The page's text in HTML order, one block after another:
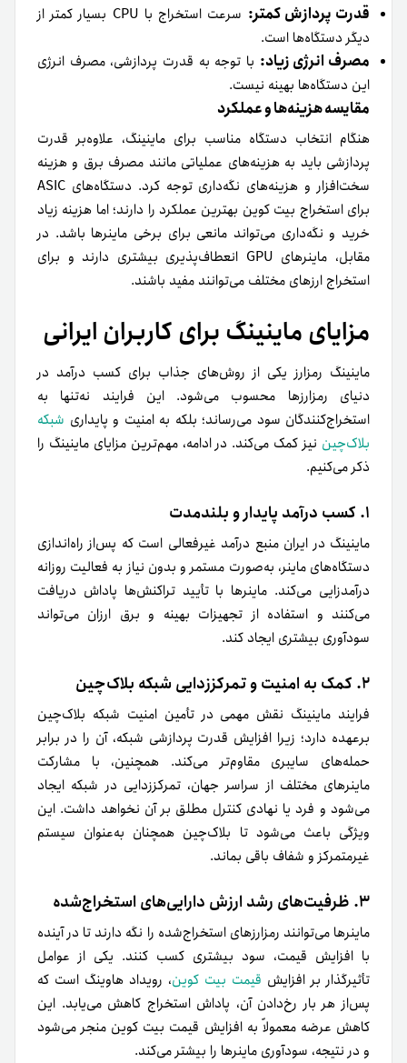
قدرت پردازش کمتر:
سرعت استخراج با CPU بسیار کمتر از
دیگر دستگاه‌ها است.
مصرف انرژی زیاد: با توجه به قدرت پردازشی، مصرف انرژی
این دستگاه‌ها بهینه نیست.
مقایسه هزینه‌ها و عملکرد
هنگام انتخاب دستگاه مناسب برای ماینینگ، علاوه‌بر قدرت
پردازشی باید به هزینه‌های عملیاتی مانند مصرف برق و هزینه
سخت‌افزار و هزینه‌های نگه‌داری توجه کرد. دستگاه‌های ASIC
برای استخراج بیت کوین بهترین عملکرد را دارند؛ اما هزینه زیاد
خرید و نگه‌داری می‌تواند مانعی برای برخی ماینرها باشد. در
مقابل، ماینرهای GPU انعطاف‌پذیری بیشتری دارند و برای
استخراج ارزهای مختلف می‌توانند مفید باشند.
مزایای ماینینگ برای کاربران ایرانی
ماینینگ رمزارز یکی از روش‌های جذاب برای کسب درآمد در
دنیای رمزارزها محسوب می‌شود. این فرایند نه‌تنها به
استخراج‌کنندگان سود می‌رساند؛ بلکه به امنیت و پایداری شبکه
بلاک‌چین نیز کمک می‌کند. در ادامه، مهم‌ترین مزایای ماینینگ را
ذکر می‌کنیم.
۱. کسب درآمد پایدار و بلندمدت
ماینینگ در ایران منبع درآمد غیرفعالی است که پس‌از راه‌اندازی
دستگاه‌های ماینر، به‌صورت مستمر و بدون نیاز به فعالیت روزانه
درآمدزایی می‌کند. ماینرها با تأیید تراکنش‌ها پاداش دریافت
می‌کنند و استفاده از تجهیزات بهینه و برق ارزان می‌تواند
سودآوری بیشتری ایجاد کند.
۲. کمک به امنیت و تمرکززدایی شبکه بلاک‌چین
فرایند ماینینگ نقش مهمی در تأمین امنیت شبکه بلاک‌چین
برعهده دارد؛ زیرا افزایش قدرت پردازشی شبکه، آن را در برابر
حمله‌های سایبری مقاوم‌تر می‌کند. همچنین، با مشارکت
ماینرهای مختلف از سراسر جهان، تمرکززدایی در شبکه ایجاد
می‌شود و فرد یا نهادی کنترل مطلق بر آن نخواهد داشت. این
ویژگی باعث می‌شود تا بلاک‌چین همچنان به‌عنوان سیستم
غیرمتمرکز و شفاف باقی بماند.
۳. ظرفیت‌های رشد ارزش دارایی‌های استخراج‌شده
ماینرها می‌توانند رمزارزهای استخراج‌شده را نگه دارند تا در آینده
با افزایش قیمت، سود بیشتری کسب کنند. یکی از عوامل
تأثیرگذار بر افزایش قیمت بیت کوین، رویداد هاوینگ است که
پس‌از هر بار رخ‌دادن آن، پاداش استخراج کاهش می‌یابد. این
کاهش عرضه معمولاً به افزایش قیمت بیت کوین منجر می‌شود
و در نتیجه، سودآوری ماینرها را بیشتر می‌کند.